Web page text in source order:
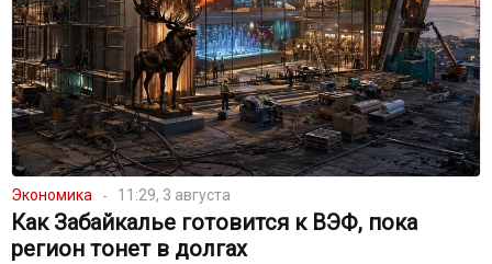
Экономика 11:29, 3 августа
Как Забайкалье готовится к ВЭФ, пока
регион тонет в долгах